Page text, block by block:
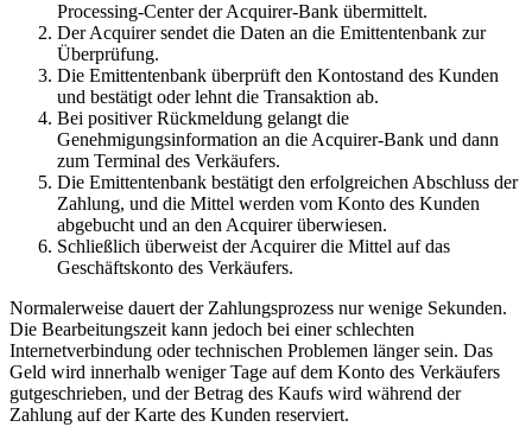
Processing-Center der Acquirer-Bank übermittelt.
Der Acquirer sendet die Daten an die Emittentenbank zur
Überprüfung.
Die Emittentenbank überprüft den Kontostand des Kunden
und bestätigt oder lehnt die Transaktion ab.
Bei positiver Rückmeldung gelangt die
Genehmigungsinformation an die Acquirer-Bank und dann
zum Terminal des Verkäufers.
Die Emittentenbank bestätigt den erfolgreichen Abschluss der
Zahlung, und die Mittel werden vom Konto des Kunden
abgebucht und an den Acquirer überwiesen.
Schließlich überweist der Acquirer die Mittel auf das
Geschäftskonto des Verkäufers.
Normalerweise dauert der Zahlungsprozess nur wenige Sekunden.
Die Bearbeitungszeit kann jedoch bei einer schlechten
Internetverbindung oder technischen Problemen länger sein. Das
Geld wird innerhalb weniger Tage auf dem Konto des Verkäufers
gutgeschrieben, und der Betrag des Kaufs wird während der
Zahlung auf der Karte des Kunden reserviert.